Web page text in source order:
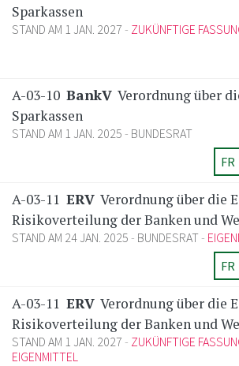
Sparkassen
STAND AM 1 JAN. 2027 ZUKÜNFTIGE
A-03-10 BankV Verordnung über
Sparkassen
STAND AM 1 JAN. 2025
BUNDESRAT
FR
A-03-11 ERV Verordnung über die
Risikoverteilung der Banken und
STAND AM 24 JAN. 2025 BUNDESRAT
FR
A-03-11 ERV Verordnung über die
Risikoverteilung der Banken und
STAND AM 1 JAN. 2027 ZUKÜNFTIGE
EIGENMITTEL